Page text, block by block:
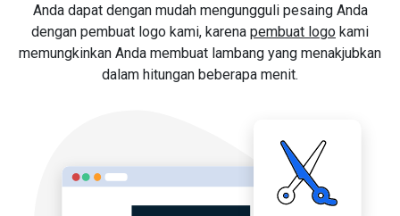
Anda dapat dengan mudah mengungguli pesaing Anda
dengan pembuat logo kami, karena pembuat logo kami
memungkinkan Anda membuat lambang yang menakjubkan
dalam hitungan beberapa menit.